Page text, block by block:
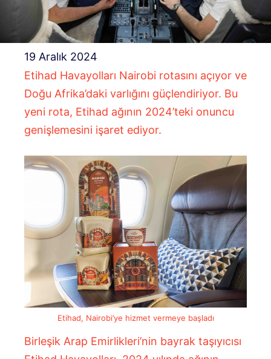
19 Aralık 2024
Etihad Havayolları Nairobi rotasını açıyor ve
Doğu Afrika’daki varlığını güçlendiriyor. Bu
yeni rota, Etihad ağının 2024’teki onuncu
genişlemesini işaret ediyor.
Etihad, Nairobi’ye hizmet vermeye başladı
Birleşik Arap Emirlikleri’nin bayrak taşıyıcısı